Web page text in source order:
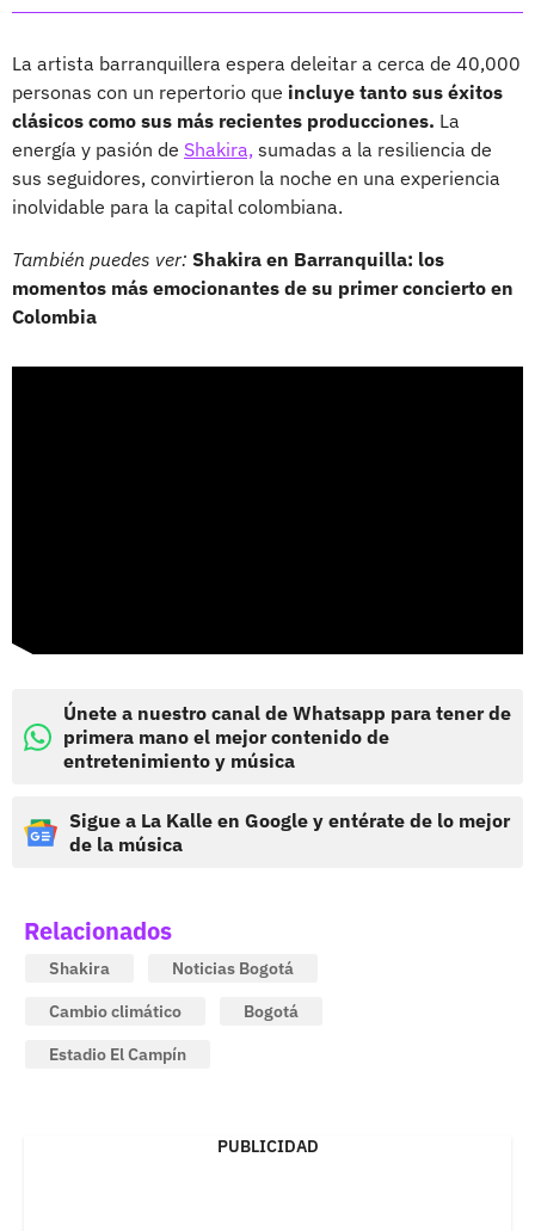
La artista barranquillera espera deleitar a cerca de 40,000
personas con un repertorio que incluye tanto sus éxitos
clásicos como sus más recientes producciones. La
energía y pasión de Shakira, sumadas a la resiliencia de
sus seguidores, convirtieron la noche en una experiencia
inolvidable para la capital colombiana.
También puedes ver: Shakira en Barranquilla: los
momentos más emocionantes de su primer concierto en
Colombia
Únete a nuestro canal de Whatsapp para tener de
primera mano el mejor contenido de
entretenimiento y música
Sigue a La Kalle en Google y entérate de lo mejor
de la música
Relacionados
Shakira
Noticias Bogotá
Cambio climático
Bogotá
Estadio El Campín
PUBLICIDAD